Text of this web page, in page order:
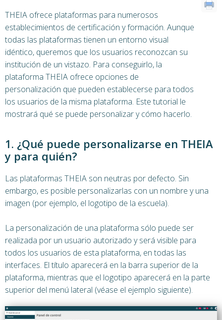
THEIA ofrece plataformas para numerosos
establecimientos de certificación y formación. Aunque
todas las plataformas tienen un entorno visual
idéntico, queremos que los usuarios reconozcan su
institución de un vistazo. Para conseguirlo, la
plataforma THEIA ofrece opciones de
personalización que pueden establecerse para todos
los usuarios de la misma plataforma. Este tutorial le
mostrará qué se puede personalizar y cómo hacerlo.
1. ¿Qué puede personalizarse en THEIA
y para quién?
Las plataformas THEIA son neutras por defecto. Sin
embargo, es posible personalizarlas con un nombre y una
imagen (por ejemplo, el logotipo de la escuela).
La personalización de una plataforma sólo puede ser
realizada por un usuario autorizado y será visible para
todos los usuarios de esta plataforma, en todas las
interfaces. El título aparecerá en la barra superior de la
plataforma, mientras que el logotipo aparecerá en la parte
superior del menú lateral (véase el ejemplo siguiente).